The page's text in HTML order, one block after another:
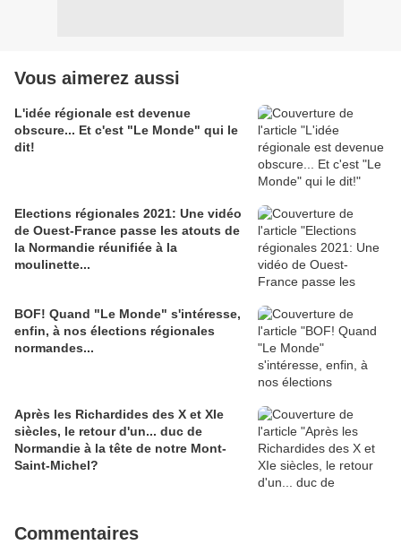
Vous aimerez aussi
L'idée régionale est devenue
obscure... Et c'est "Le Monde" qui le
dit!
Elections régionales 2021: Une vidéo
de Ouest-France passe les atouts de
la Normandie réunifiée à la
moulinette...
BOF! Quand "Le Monde" s'intéresse,
enfin, à nos élections régionales
normandes...
Après les Richardides des X et XIe
siècles, le retour d'un... duc de
Normandie à la tête de notre Mont-
Saint-Michel?
Commentaires